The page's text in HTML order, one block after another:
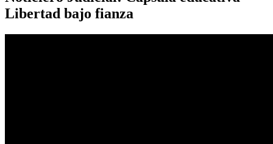
Libertad bajo fianza